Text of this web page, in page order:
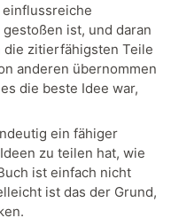
ist, und daran
die zitierfähigsten Teile
anderen übernommen
die beste Idee war,
ein fähiger
zu teilen hat, wie
ist einfach nicht
ist das der Grund,